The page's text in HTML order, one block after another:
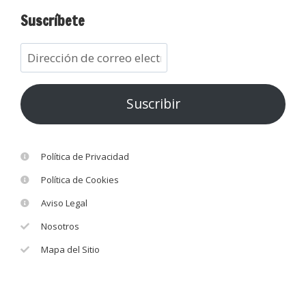
Suscríbete
Suscribir
Política de Privacidad
Política de Cookies
Aviso Legal
Nosotros
Mapa del Sitio